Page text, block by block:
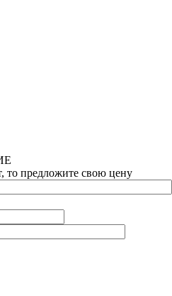
то предложите свою цену